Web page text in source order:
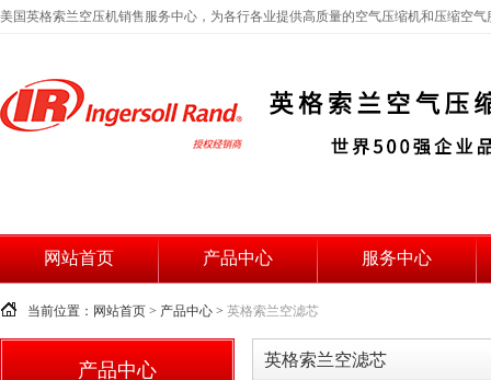
美国英格索兰空压机销售服务中心，为各行各业提供高质量的空气压缩机和压缩空气
网站首页 产品中心 服务中心
当前位置：网站首页 > 产品中心 > 英格索兰空滤芯
产品中心 英格索兰空滤芯